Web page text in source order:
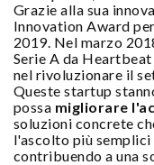
Grazie alla sua
Innovation Award
2019. Nel marzo
Serie A da
nel rivoluzionare il
Queste startup
possa migliorare
soluzioni concrete
l'ascolto più
contribuendo a una